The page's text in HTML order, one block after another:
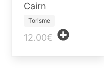
Cairn
Torisme
12.00€